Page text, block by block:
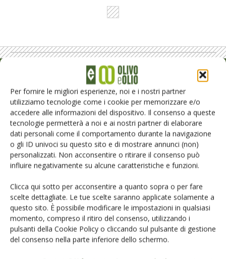
Per fornire le migliori esperienze, noi e i nostri partner
utilizziamo tecnologie come i cookie per memorizzare e/o
accedere alle informazioni del dispositivo. Il consenso a queste
tecnologie permetterà a noi e ai nostri partner di elaborare
dati personali come il comportamento durante la navigazione
o gli ID univoci su questo sito e di mostrare annunci (non)
personalizzati. Non acconsentire o ritirare il consenso può
influire negativamente su alcune caratteristiche e funzioni.
Clicca qui sotto per acconsentire a quanto sopra o per fare
scelte dettagliate. Le tue scelte saranno applicate solamente a
questo sito. È possibile modificare le impostazioni in qualsiasi
momento, compreso il ritiro del consenso, utilizzando i
pulsanti della Cookie Policy o cliccando sul pulsante di gestione
del consenso nella parte inferiore dello schermo.
Rimani aggiornato sul mondo
dell’agricoltura
Iscriviti alle nostre newsletter